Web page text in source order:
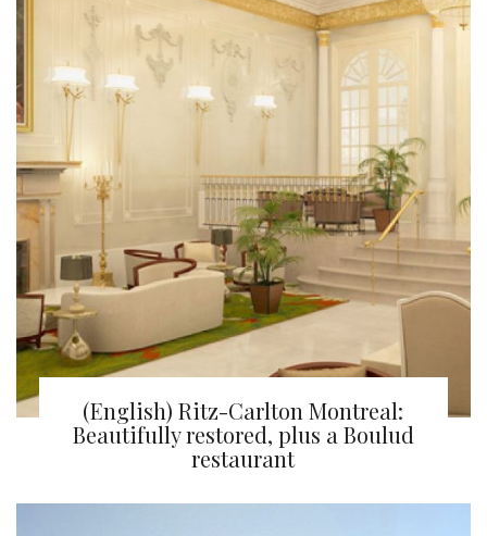
(English) Ritz-Carlton Montreal:
Beautifully restored, plus a Boulud
restaurant